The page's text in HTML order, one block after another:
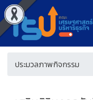
ประมวลภาพกิจกรรม